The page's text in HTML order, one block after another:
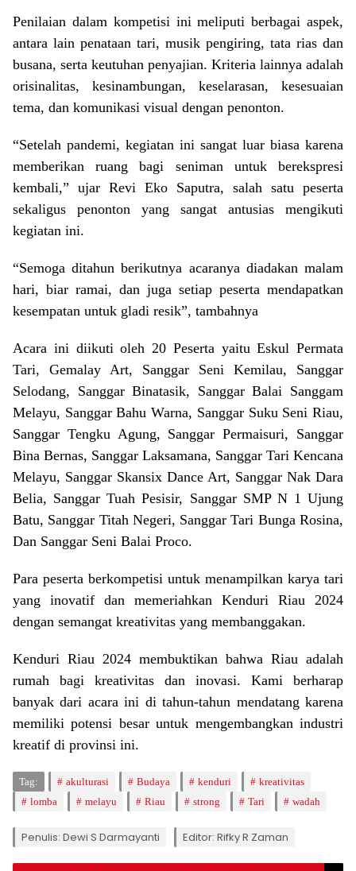
Penilaian dalam kompetisi ini meliputi berbagai aspek,
antara lain penataan tari, musik pengiring, tata rias dan
busana, serta keutuhan penyajian. Kriteria lainnya adalah
orisinalitas, kesinambungan, keselarasan, kesesuaian
tema, dan komunikasi visual dengan penonton.
“Setelah pandemi, kegiatan ini sangat luar biasa karena
memberikan ruang bagi seniman untuk berekspresi
kembali,” ujar Revi Eko Saputra, salah satu peserta
sekaligus penonton yang sangat antusias mengikuti
kegiatan ini.
“Semoga ditahun berikutnya acaranya diadakan malam
hari, biar ramai, dan juga setiap peserta mendapatkan
kesempatan untuk gladi resik”, tambahnya
Acara ini diikuti oleh 20 Peserta yaitu Eskul Permata
Tari, Gemalay Art, Sanggar Seni Kemilau, Sanggar
Selodang, Sanggar Binatasik, Sanggar Balai Sanggam
Melayu, Sanggar Bahu Warna, Sanggar Suku Seni Riau,
Sanggar Tengku Agung, Sanggar Permaisuri, Sanggar
Bina Bernas, Sanggar Laksamana, Sanggar Tari Kencana
Melayu, Sanggar Skansix Dance Art, Sanggar Nak Dara
Belia, Sanggar Tuah Pesisir, Sanggar SMP N 1 Ujung
Batu, Sanggar Titah Negeri, Sanggar Tari Bunga Rosina,
Dan Sanggar Seni Balai Proco.
Para peserta berkompetisi untuk menampilkan karya tari
yang inovatif dan memeriahkan Kenduri Riau 2024
dengan semangat kreativitas yang membanggakan.
Kenduri Riau 2024 membuktikan bahwa Riau adalah
rumah bagi kreativitas dan inovasi. Kami berharap
banyak dari acara ini di tahun-tahun mendatang karena
memiliki potensi besar untuk mengembangkan industri
kreatif di provinsi ini.
Tag: akulturasi Budaya kenduri
kreativitas
lomba
melayu Riau strong Tari wadah
Penulis: Dewi S Darmayanti Editor: Rifky R Zaman